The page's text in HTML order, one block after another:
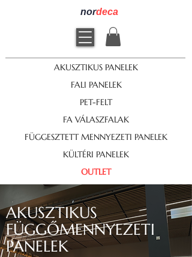
nordeca
AKUSZTIKUS PANELEK
FALI PANELEK
PET-FELT
FA VÁLASZFALAK
FÜGGESZTETT MENNYEZETI PANELEK
KÜLTÉRI PANELEK
OUTLET
AKUSZTIKUS
FÜGGŐMENNYEZETI
PANELEK